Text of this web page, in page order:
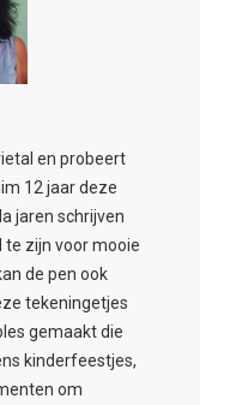
en probeert
12 jaar deze
jaren schrijven
te zijn voor mooie
de pen ook
tekeningetjes
gemaakt die
kinderfeestjes,
om